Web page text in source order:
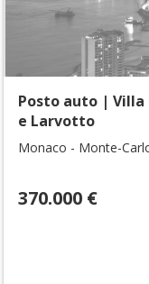
Posto auto |
e Larvotto
Monaco - Monte-
370.000 €